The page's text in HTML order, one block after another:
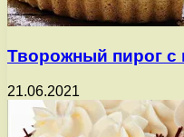
Творожный пирог с
21.06.2021